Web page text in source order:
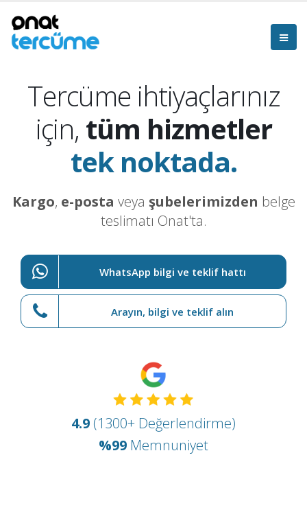
Tercüme ihtiyaçlarınız
için, tüm hizmetler
tek noktada.
Kargo, e-posta veya şubelerimizden belge
teslimatı Onat'ta.
WhatsApp bilgi ve teklif hattı
Arayın, bilgi ve teklif alın
4.9 (1300+ Değerlendirme)
%99 Memnuniyet